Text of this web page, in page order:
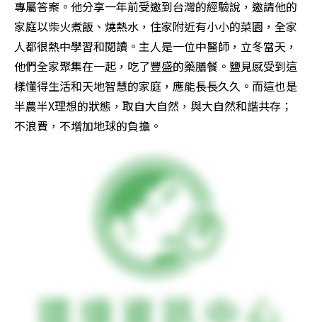
專屬答案。他分享一年前受邀到台灣的經驗說，邀請他的
家庭以柴火煮飯、燒熱水，住家附近有小小的菜園，全家
人都很熱中學習和閱讀。主人是一位中醫師，立冬當天，
他們全家聚集在一起，吃了豐盛的藥膳餐。鹽見感受到這
樣懂得生活和天地智慧的家庭，應能長長久久。而這也是
半農半X理想的狀態，取自大自然，與大自然和諧共存；
不浪費，不增加地球的負擔。